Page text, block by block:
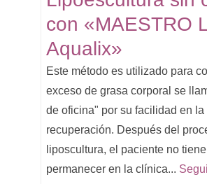
con «MAESTRO
Aqualix»
Este método es utilizado para
exceso de grasa corporal se
de oficina" por su facilidad en
recuperación. Después del
liposcultura, el paciente no
permanecer en la clínica...